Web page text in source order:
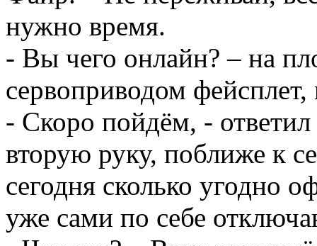
нужно время.
- Вы чего онлайн? – на
сервоприводом
- Скоро пойдём, -
вторую руку, поближе к
сегодня сколько угодно
уже сами по себе